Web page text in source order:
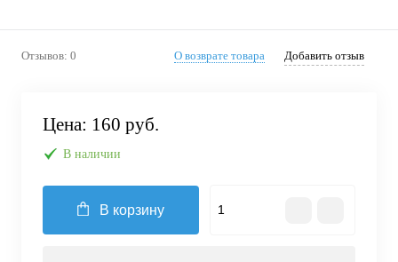
Отзывов: 0 О возврате товара Добавить отзыв
Цена: 160 руб.
В наличии
В корзину